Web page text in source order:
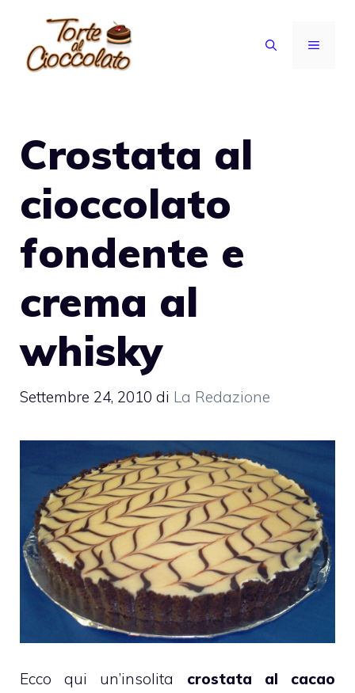
contenuto
MENU
Crostata al
cioccolato
fondente e
crema al
whisky
Settembre 24, 2010 di La Redazione
Ecco qui un’insolita crostata al cacao